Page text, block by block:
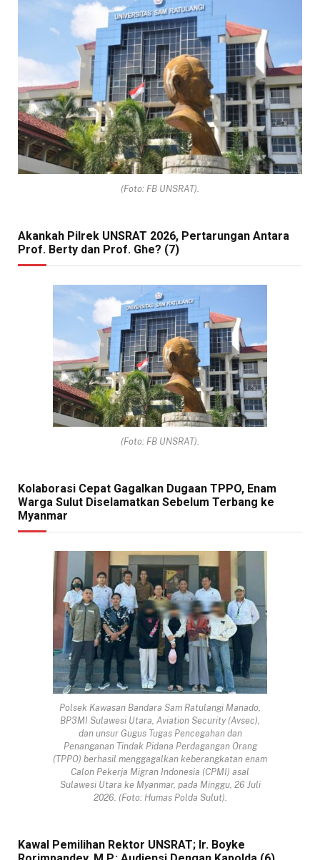
(Foto: FB UNSRAT).
Akankah Pilrek UNSRAT 2026, Pertarungan Antara
Prof. Berty dan Prof. Ghe? (7)
(Foto: FB UNSRAT).
Kolaborasi Cepat Gagalkan Dugaan TPPO, Enam
Warga Sulut Diselamatkan Sebelum Terbang ke
Myanmar
Polsek Kawasan Bandara Sam Ratulangi Manado,
BP3MI Sulawesi Utara, Aviation Security (Avsec),
dan unsur Gugus Tugas Pencegahan dan
Penanganan Tindak Pidana Perdagangan Orang
(TPPO) berhasil menggagalkan keberangkatan enam
Calon Pekerja Migran Indonesia (CPMI) asal
Sulawesi Utara ke Myanmar, pada Minggu, 26 Juli
2026. (Foto: Humas Polda Sulut).
Kawal Pemilihan Rektor UNSRAT; Ir. Boyke